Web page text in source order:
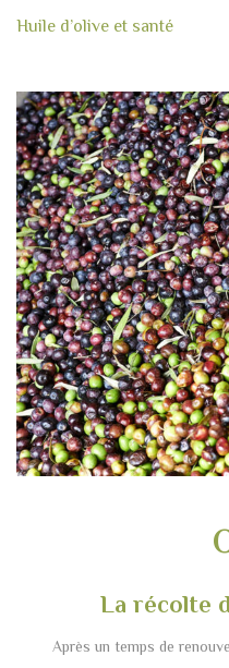
Huile d’olive et santé
La récolte
Après un temps de